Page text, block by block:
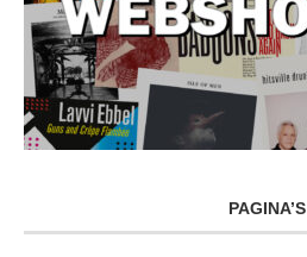
PAGINA’S